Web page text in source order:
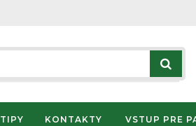
TIPY KONTAKTY VSTUP PRE